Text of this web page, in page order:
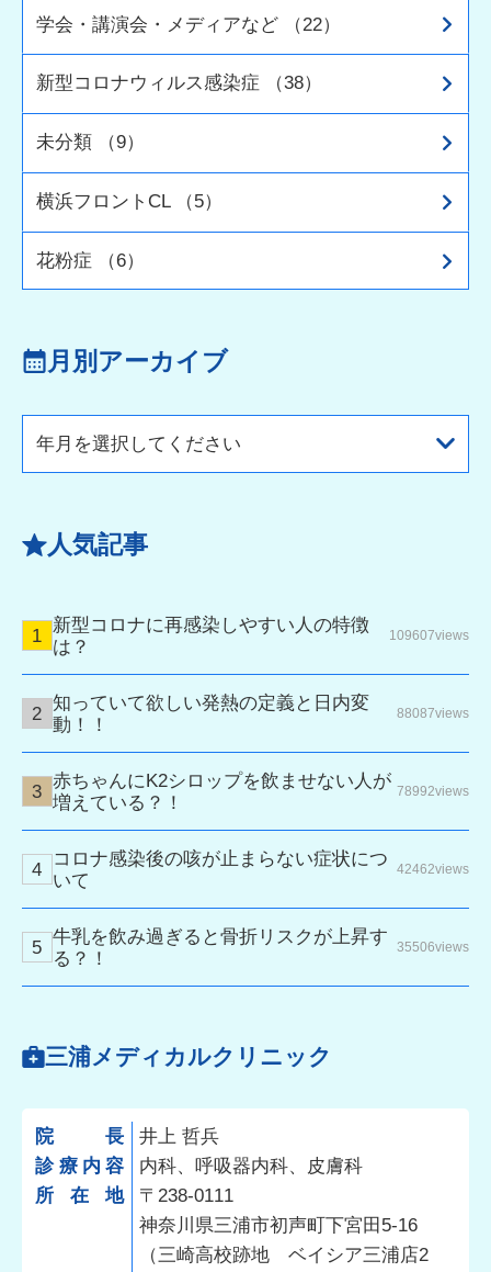
学会・講演会・メディアなど （22）
新型コロナウィルス感染症 （38）
未分類 （9）
横浜フロントCL （5）
花粉症 （6）
月別アーカイブ
年月を選択してください
人気記事
新型コロナに再感染しやすい人の特徴
は？
109607views
知っていて欲しい発熱の定義と日内変
動！！
88087views
赤ちゃんにK2シロップを飲ませない人が
増えている？！
78992views
コロナ感染後の咳が止まらない症状につ
いて
42462views
牛乳を飲み過ぎると骨折リスクが上昇す
る？！
35506views
三浦メディカルクリニック
院長
井上 哲兵
診療内容
内科、呼吸器内科、皮膚科
所在地
〒238-0111
神奈川県三浦市初声町下宮田5-16
（三崎高校跡地 ベイシア三浦店2